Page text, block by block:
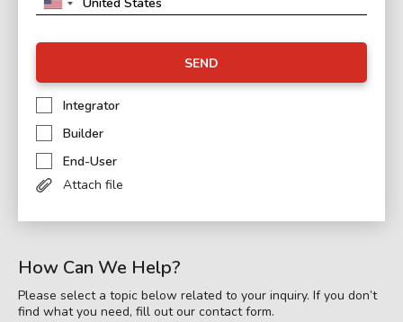
SEND
Integrator
Builder
End-User
Attach file
How Can We Help?
Please select a topic below related to your inquiry. If you don’t
find what you need, fill out our contact form.